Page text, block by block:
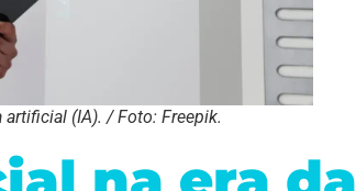
(IA). / Foto: Freepik.